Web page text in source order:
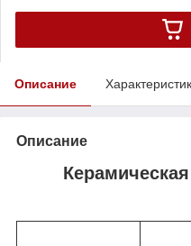
Описание
Описание